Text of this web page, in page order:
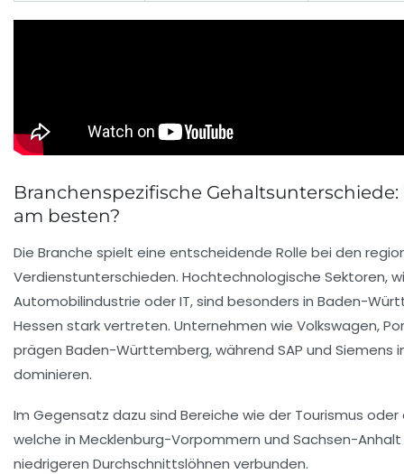
Branchenspezifische
am besten?
Die Branche spielt eine entscheidende Rolle bei den
Verdienstunterschieden. Hochtechnologische Sektoren,
Automobilindustrie oder IT, sind besonders in Baden-
Hessen stark vertreten. Unternehmen wie Volkswagen,
prägen Baden-Württemberg, während SAP und Siemens
dominieren.
Im Gegensatz dazu sind Bereiche wie der Tourismus
welche in Mecklenburg-Vorpommern und Sachsen-
niedrigeren Durchschnittslöhnen verbunden.